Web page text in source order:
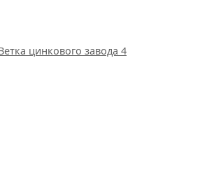
цинкового завода 4